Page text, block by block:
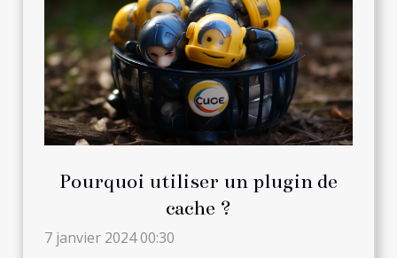
Pourquoi utiliser un plugin de
cache ?
7 janvier 2024 00:30